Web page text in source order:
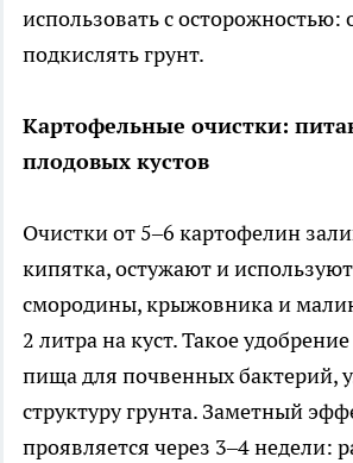
использовать с осторожностью:
подкислять грунт.
Картофельные очистки:
плодовых кустов
Очистки от 5–6 картофелин
кипятка, остужают и
смородины, крыжовника и
2 литра на куст. Такое
пища для почвенных бактерий,
структуру грунта. Заметный
проявляется через 3–4 недели: